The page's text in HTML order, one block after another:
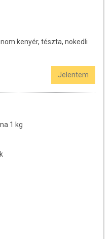
kenyér, tészta, nokedli
Jelentem
1 kg